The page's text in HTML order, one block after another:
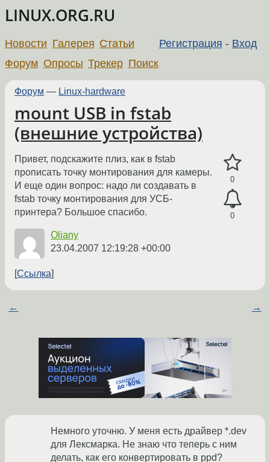
LINUX.ORG.RU
Регистрация - Вход
Новости Галерея Статьи
Форум Опросы Трекер Поиск
Форум — Linux-hardware
mount USB in fstab
(внешние устройства)
0
0
Привет, подскажите плиз, как в fstab
прописать точку монтирования для камеры.
И еще один вопрос: надо ли создавать в
fstab точку монтирования для УСБ-
принтера? Большое спасибо.
Oliany
23.04.2007 12:19:28 +00:00
Ссылка
← →
Немного уточню. У меня есть драйвер *.dev
для Лексмарка. Не знаю что теперь с ним
делать, как его конвертировать в ppd?